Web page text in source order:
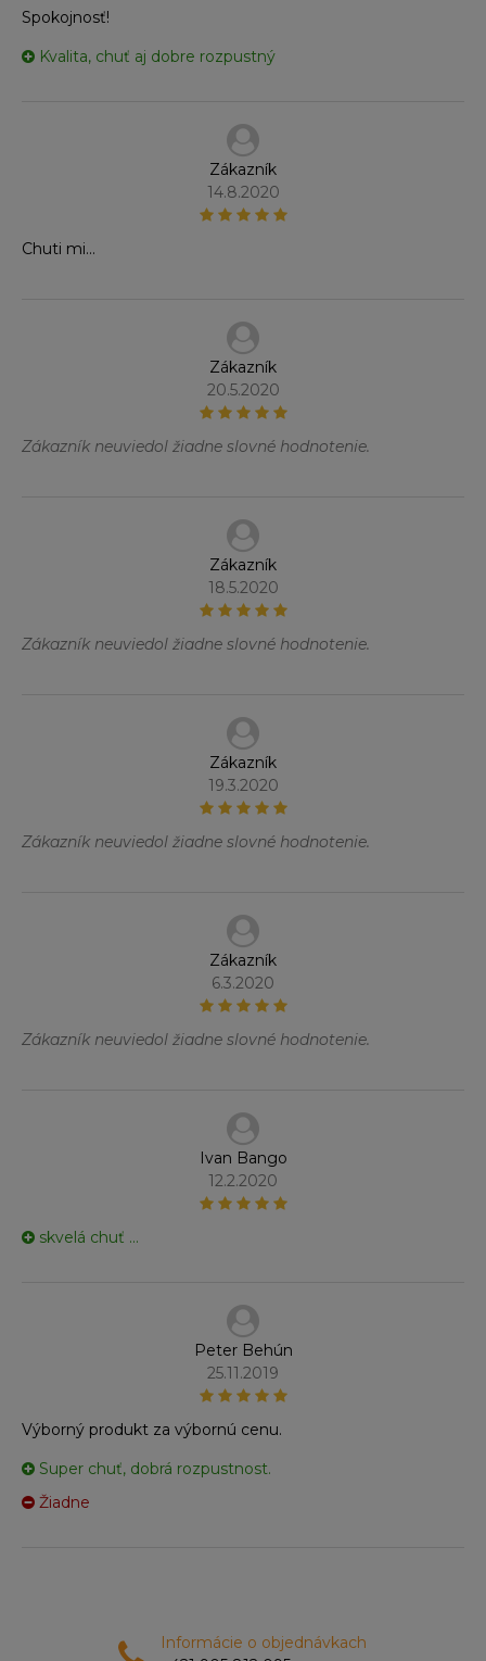
Spokojnosť!
Kvalita, chuť aj dobre rozpustný
Zákazník
14.8.2020
Chuti mi...
Zákazník
20.5.2020
Zákazník neuviedol žiadne slovné hodnotenie.
Zákazník
18.5.2020
Zákazník neuviedol žiadne slovné hodnotenie.
Zákazník
19.3.2020
Zákazník neuviedol žiadne slovné hodnotenie.
Zákazník
6.3.2020
Zákazník neuviedol žiadne slovné hodnotenie.
Ivan Bango
12.2.2020
skvelá chuť ...
Peter Behún
25.11.2019
Výborný produkt za výbornú cenu.
Super chuť, dobrá rozpustnost.
Žiadne
Informácie o objednávkach